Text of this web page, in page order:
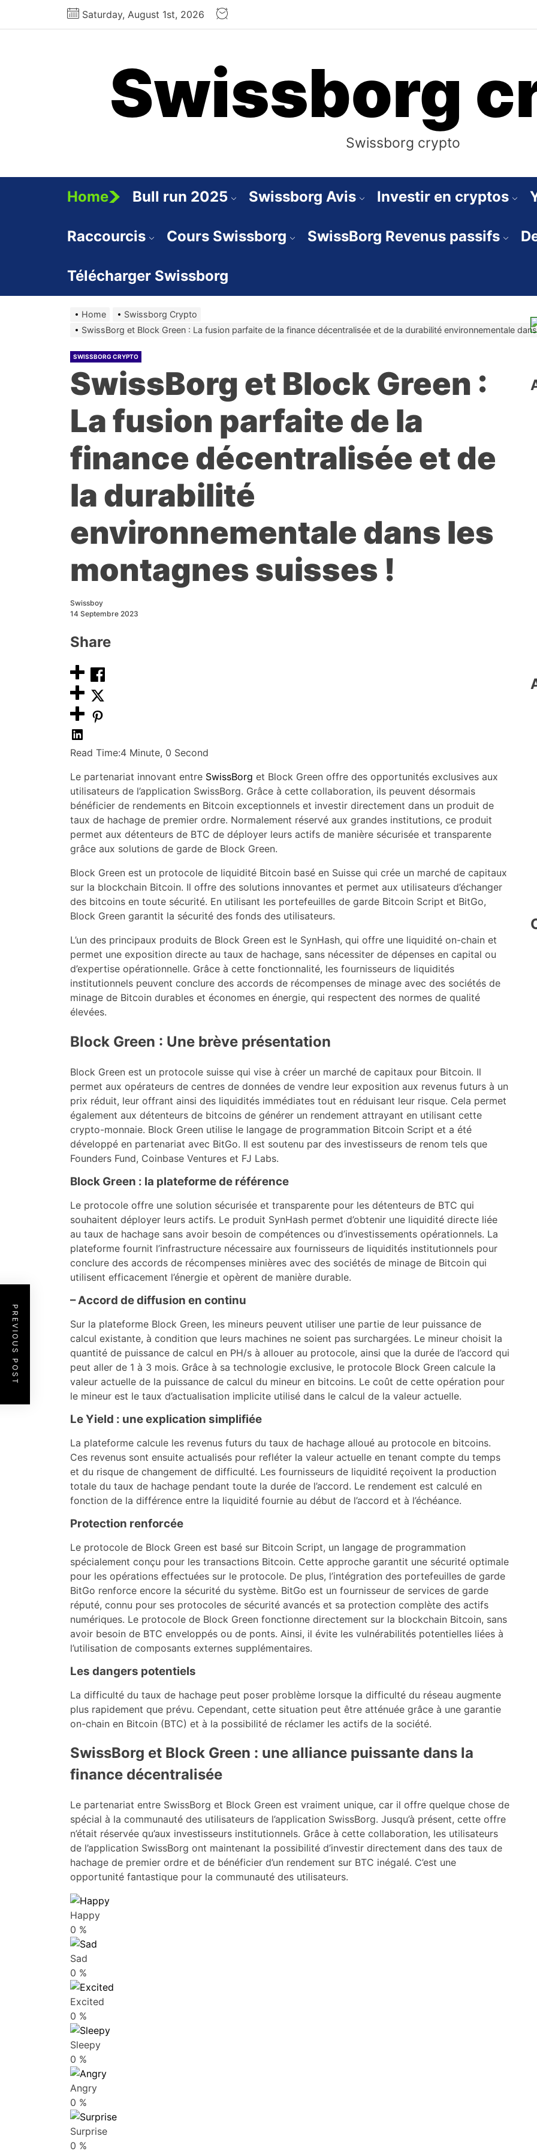
Saturday, August 1st, 2026
Swissborg
Swissborg crypto
Home Bull run 2025 Swissborg Avis Investir en cryptos
Raccourcis Cours Swissborg SwissBorg Revenus passifs
Télécharger Swissborg
Home
Swissborg Crypto
SwissBorg et Block Green : La fusion parfaite de la finance décentralisée et de la durabilité environnementale
SWISSBORG CRYPTO
SwissBorg et Block Green :
La fusion parfaite de la
finance décentralisée et de
la durabilité
environnementale dans les
montagnes suisses !
Swissboy
14 Septembre 2023
Share
Read Time:4 Minute, 0 Second
Le partenariat innovant entre SwissBorg et Block Green offre des opportunités exclusives aux
utilisateurs de l’application SwissBorg. Grâce à cette collaboration, ils peuvent désormais
bénéficier de rendements en Bitcoin exceptionnels et investir directement dans un produit de
taux de hachage de premier ordre. Normalement réservé aux grandes institutions, ce produit
permet aux détenteurs de BTC de déployer leurs actifs de manière sécurisée et transparente
grâce aux solutions de garde de Block Green.
Block Green est un protocole de liquidité Bitcoin basé en Suisse qui crée un marché de capitaux
sur la blockchain Bitcoin. Il offre des solutions innovantes et permet aux utilisateurs d’échanger
des bitcoins en toute sécurité. En utilisant les portefeuilles de garde Bitcoin Script et BitGo,
Block Green garantit la sécurité des fonds des utilisateurs.
L’un des principaux produits de Block Green est le SynHash, qui offre une liquidité on-chain et
permet une exposition directe au taux de hachage, sans nécessiter de dépenses en capital ou
d’expertise opérationnelle. Grâce à cette fonctionnalité, les fournisseurs de liquidités
institutionnels peuvent conclure des accords de récompenses de minage avec des sociétés de
minage de Bitcoin durables et économes en énergie, qui respectent des normes de qualité
élevées.
Block Green : Une brève présentation
Block Green est un protocole suisse qui vise à créer un marché de capitaux pour Bitcoin. Il
permet aux opérateurs de centres de données de vendre leur exposition aux revenus futurs à un
prix réduit, leur offrant ainsi des liquidités immédiates tout en réduisant leur risque. Cela permet
également aux détenteurs de bitcoins de générer un rendement attrayant en utilisant cette
crypto-monnaie. Block Green utilise le langage de programmation Bitcoin Script et a été
développé en partenariat avec BitGo. Il est soutenu par des investisseurs de renom tels que
Founders Fund, Coinbase Ventures et FJ Labs.
Block Green : la plateforme de référence
Le protocole offre une solution sécurisée et transparente pour les détenteurs de BTC qui
souhaitent déployer leurs actifs. Le produit SynHash permet d’obtenir une liquidité directe liée
au taux de hachage sans avoir besoin de compétences ou d’investissements opérationnels. La
plateforme fournit l’infrastructure nécessaire aux fournisseurs de liquidités institutionnels pour
conclure des accords de récompenses minières avec des sociétés de minage de Bitcoin qui
utilisent efficacement l’énergie et opèrent de manière durable.
– Accord de diffusion en continu
Sur la plateforme Block Green, les mineurs peuvent utiliser une partie de leur puissance de
calcul existante, à condition que leurs machines ne soient pas surchargées. Le mineur choisit la
quantité de puissance de calcul en PH/s à allouer au protocole, ainsi que la durée de l’accord qui
peut aller de 1 à 3 mois. Grâce à sa technologie exclusive, le protocole Block Green calcule la
valeur actuelle de la puissance de calcul du mineur en bitcoins. Le coût de cette opération pour
le mineur est le taux d’actualisation implicite utilisé dans le calcul de la valeur actuelle.
Le Yield : une explication simplifiée
La plateforme calcule les revenus futurs du taux de hachage alloué au protocole en bitcoins.
Ces revenus sont ensuite actualisés pour refléter la valeur actuelle en tenant compte du temps
et du risque de changement de difficulté. Les fournisseurs de liquidité reçoivent la production
totale du taux de hachage pendant toute la durée de l’accord. Le rendement est calculé en
fonction de la différence entre la liquidité fournie au début de l’accord et à l’échéance.
Protection renforcée
Le protocole de Block Green est basé sur Bitcoin Script, un langage de programmation
spécialement conçu pour les transactions Bitcoin. Cette approche garantit une sécurité optimale
pour les opérations effectuées sur le protocole. De plus, l’intégration des portefeuilles de garde
BitGo renforce encore la sécurité du système. BitGo est un fournisseur de services de garde
réputé, connu pour ses protocoles de sécurité avancés et sa protection complète des actifs
numériques. Le protocole de Block Green fonctionne directement sur la blockchain Bitcoin, sans
avoir besoin de BTC enveloppés ou de ponts. Ainsi, il évite les vulnérabilités potentielles liées à
l’utilisation de composants externes supplémentaires.
Les dangers potentiels
La difficulté du taux de hachage peut poser problème lorsque la difficulté du réseau augmente
plus rapidement que prévu. Cependant, cette situation peut être atténuée grâce à une garantie
on-chain en Bitcoin (BTC) et à la possibilité de réclamer les actifs de la société.
SwissBorg et Block Green : une alliance puissante dans la
finance décentralisée
Le partenariat entre SwissBorg et Block Green est vraiment unique, car il offre quelque chose de
spécial à la communauté des utilisateurs de l’application SwissBorg. Jusqu’à présent, cette offre
n’était réservée qu’aux investisseurs institutionnels. Grâce à cette collaboration, les utilisateurs
de l’application SwissBorg ont maintenant la possibilité d’investir directement dans des taux de
hachage de premier ordre et de bénéficier d’un rendement sur BTC inégalé. C’est une
opportunité fantastique pour la communauté des utilisateurs.
Happy
0 %
Sad
0 %
Excited
0 %
Sleepy
0 %
Angry
0 %
Surprise
0 %
PREVIOUS POST